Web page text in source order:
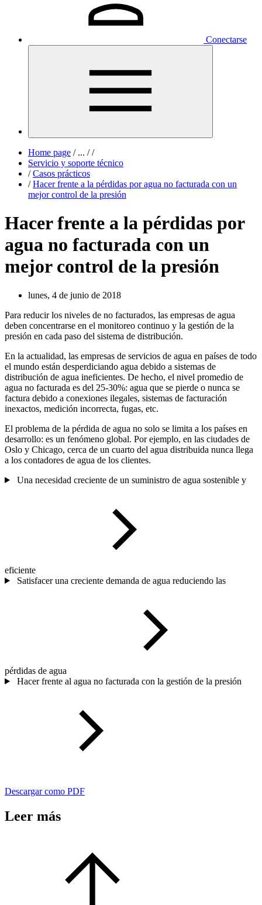
Conectarse
Home page /... / /
Servicio y soporte técnico
/ Casos prácticos
/ Hacer frente a la pérdidas por agua no facturada con un
mejor control de la presión
Hacer frente a la pérdidas por
agua no facturada con un
mejor control de la presión
lunes, 4 de junio de 2018
Para reducir los niveles de no facturados, las empresas de agua
deben concentrarse en el monitoreo continuo y la gestión de la
presión en cada paso del sistema de distribución.
En la actualidad, las empresas de servicios de agua en países de todo
el mundo están desperdiciando agua debido a sistemas de
distribución de agua ineficientes. De hecho, el nivel promedio de
agua no facturada es del 25-30%: agua que se pierde o nunca se
factura debido a conexiones ilegales, sistemas de facturación
inexactos, medición incorrecta, fugas, etc.
El problema de la pérdida de agua no solo se limita a los países en
desarrollo: es un fenómeno global. Por ejemplo, en las ciudades de
Oslo y Chicago, cerca de un cuarto del agua distribuida nunca llega
a los contadores de agua de los clientes.
Una necesidad creciente de un suministro de agua sostenible y
eficiente
Satisfacer una creciente demanda de agua reduciendo las
pérdidas de agua
Hacer frente al agua no facturada con la gestión de la presión
Descargar como PDF
Leer más